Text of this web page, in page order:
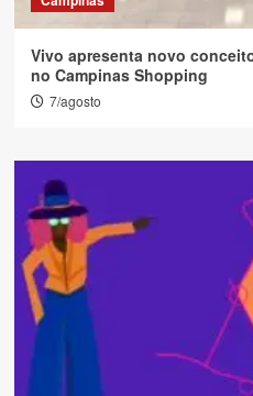
Vivo apresenta novo
no Campinas Shopping
7/agosto